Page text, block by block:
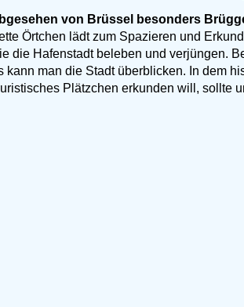
von Brüssel besonders
Örtchen lädt zum Spazieren und
die Hafenstadt beleben und verjüngen.
kann man die Stadt überblicken. In dem
Plätzchen erkunden will, sollte